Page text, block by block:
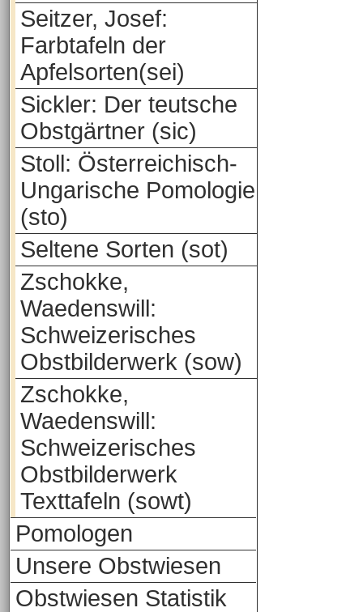
Seitzer, Josef:
Farbtafeln der
Apfelsorten(sei)
Sickler: Der teutsche
Obstgärtner (sic)
Stoll: Österreichisch-
Ungarische Pomologie
(sto)
Seltene Sorten (sot)
Zschokke,
Waedenswill:
Schweizerisches
Obstbilderwerk (sow)
Zschokke,
Waedenswill:
Schweizerisches
Obstbilderwerk
Texttafeln (sowt)
Pomologen
Unsere Obstwiesen
Obstwiesen Statistik